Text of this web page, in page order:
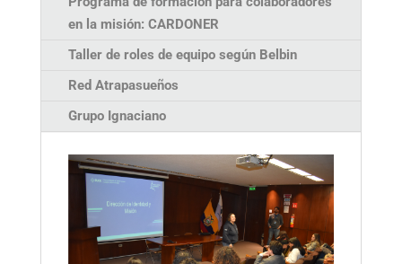
en la misión: CARDONER
Taller de roles de equipo según Belbin
Red Atrapasueños
Grupo Ignaciano